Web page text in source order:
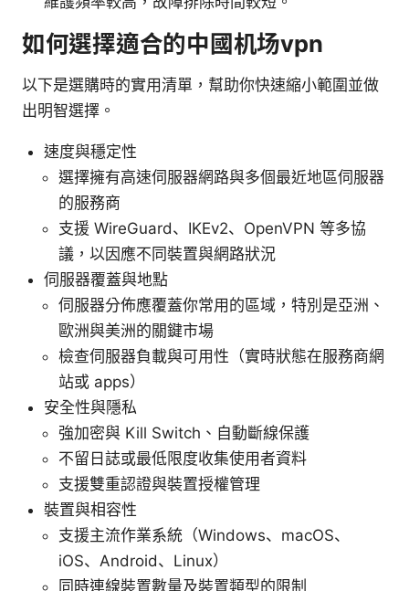
如何選擇適合的中國机场vpn
以下是選購時的實用清單，幫助你快速縮小範圍並做
出明智選擇。
速度與穩定性
選擇擁有高速伺服器網路與多個最近地區伺服器
的服務商
支援 WireGuard、IKEv2、OpenVPN 等多協
議，以因應不同裝置與網路狀況
伺服器覆蓋與地點
伺服器分佈應覆蓋你常用的區域，特別是亞洲、
歐洲與美洲的關鍵市場
檢查伺服器負載與可用性（實時狀態在服務商網
站或 apps）
安全性與隱私
強加密與 Kill Switch、自動斷線保護
不留日誌或最低限度收集使用者資料
支援雙重認證與裝置授權管理
裝置與相容性
支援主流作業系統（Windows、macOS、
iOS、Android、Linux）
同時連線裝置數量及裝置類型的限制